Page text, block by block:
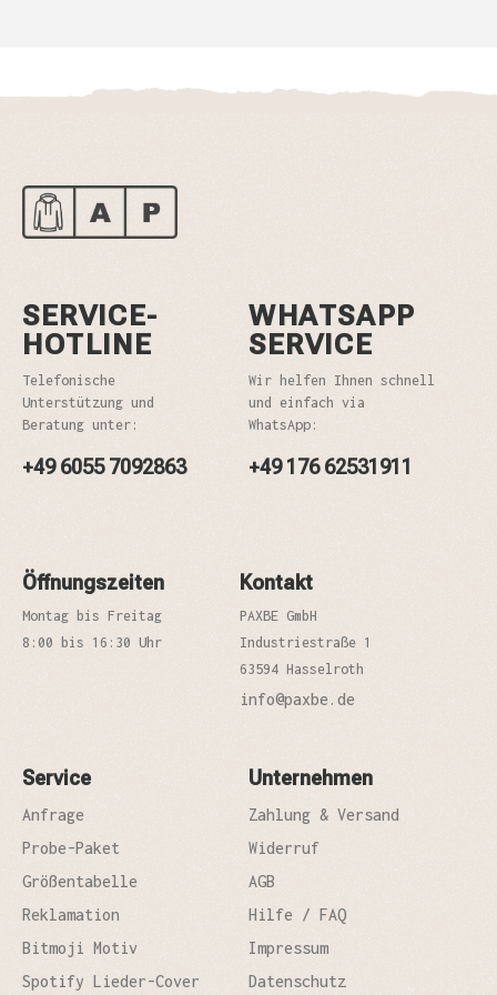
SERVICE-
HOTLINE
Telefonische
Unterstützung und
Beratung unter:
+49 6055 7092863
WHATSAPP
SERVICE
Wir helfen Ihnen schnell
und einfach via
WhatsApp:
+49 176 62531911
Öffnungszeiten
Montag bis Freitag
8:00 bis 16:30 Uhr
Kontakt
PAXBE GmbH
Industriestraße 1
63594 Hasselroth
info@paxbe.de
Service
Anfrage
Probe-Paket
Größentabelle
Reklamation
Bitmoji Motiv
Spotify Lieder-Cover
Unternehmen
Zahlung & Versand
Widerruf
AGB
Hilfe / FAQ
Impressum
Datenschutz